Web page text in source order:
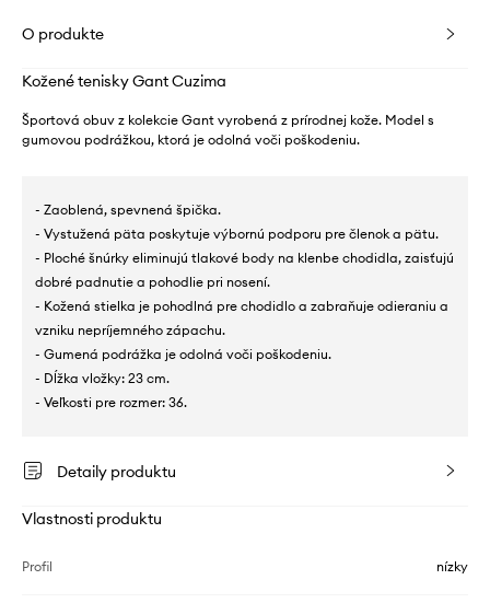
O produkte
Kožené tenisky Gant Cuzima
Športová obuv z kolekcie Gant vyrobená z prírodnej kože. Model s
gumovou podrážkou, ktorá je odolná voči poškodeniu.
- Zaoblená, spevnená špička.
- Vystužená päta poskytuje výbornú podporu pre členok a pätu.
- Ploché šnúrky eliminujú tlakové body na klenbe chodidla, zaisťujú
dobré padnutie a pohodlie pri nosení.
- Kožená stielka je pohodlná pre chodidlo a zabraňuje odieraniu a
vzniku nepríjemného zápachu.
- Gumená podrážka je odolná voči poškodeniu.
- Dĺžka vložky: 23 cm.
- Veľkosti pre rozmer: 36.
Detaily produktu
Vlastnosti produktu
Profil nízky